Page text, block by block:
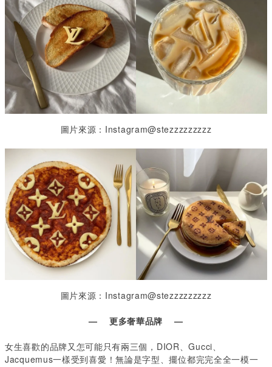
圖片來源：Instagram@stezzzzzzzzz
圖片來源：Instagram@stezzzzzzzzz
— 更多奢華品牌 —
女生喜歡的品牌又怎可能只有兩三個，DIOR 、Gucci
Jacquemus一樣受到喜愛！無論是字型、擺位都完完全全一模一